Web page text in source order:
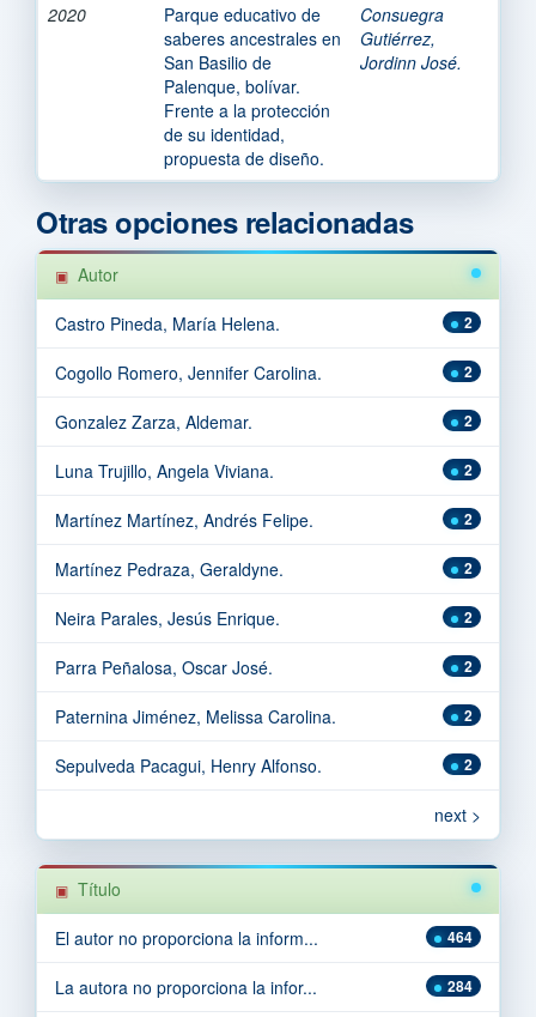
2020
Parque educativo de
saberes ancestrales en
San Basilio de
Palenque, bolívar.
Frente a la protección
de su identidad,
propuesta de diseño.
Consuegra
Gutiérrez,
Jordinn José.
Otras opciones relacionadas
Autor
2
Castro Pineda, María Helena.
2
Cogollo Romero, Jennifer Carolina.
2
Gonzalez Zarza, Aldemar.
2
Luna Trujillo, Angela Viviana.
2
Martínez Martínez, Andrés Felipe.
2
Martínez Pedraza, Geraldyne.
2
Neira Parales, Jesús Enrique.
2
Parra Peñalosa, Oscar José.
2
Paternina Jiménez, Melissa Carolina.
2
Sepulveda Pacagui, Henry Alfonso.
next >
Título
464
El autor no proporciona la inform...
284
La autora no proporciona la infor...